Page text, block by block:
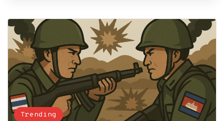
Trending